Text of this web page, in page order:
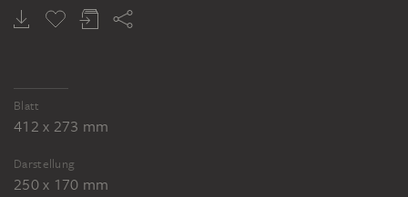
Blatt
412 x 273 mm
Darstellung
250 x 170 mm